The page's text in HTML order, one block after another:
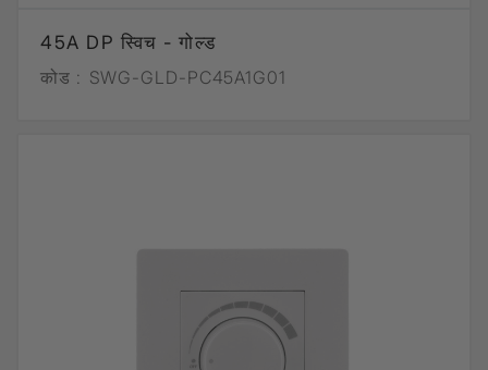
45A DP स्विच - गोल्ड
कोड : SWG-GLD-PC45A1G01